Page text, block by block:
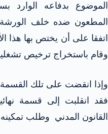
الموضوع بدفاعه الوارد
المطعون ضده خلف
اتفقا على أن يختص بها هذا
وقام باستخراج ترخيص
وإذا انقضت على تلك
القانون المدني وطلب تمكينه